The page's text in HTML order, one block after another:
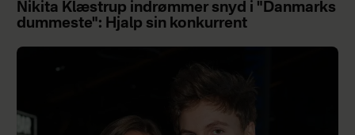
Nikita Klæstrup indrømmer snyd i "Danmarks
dummeste": Hjalp sin konkurrent